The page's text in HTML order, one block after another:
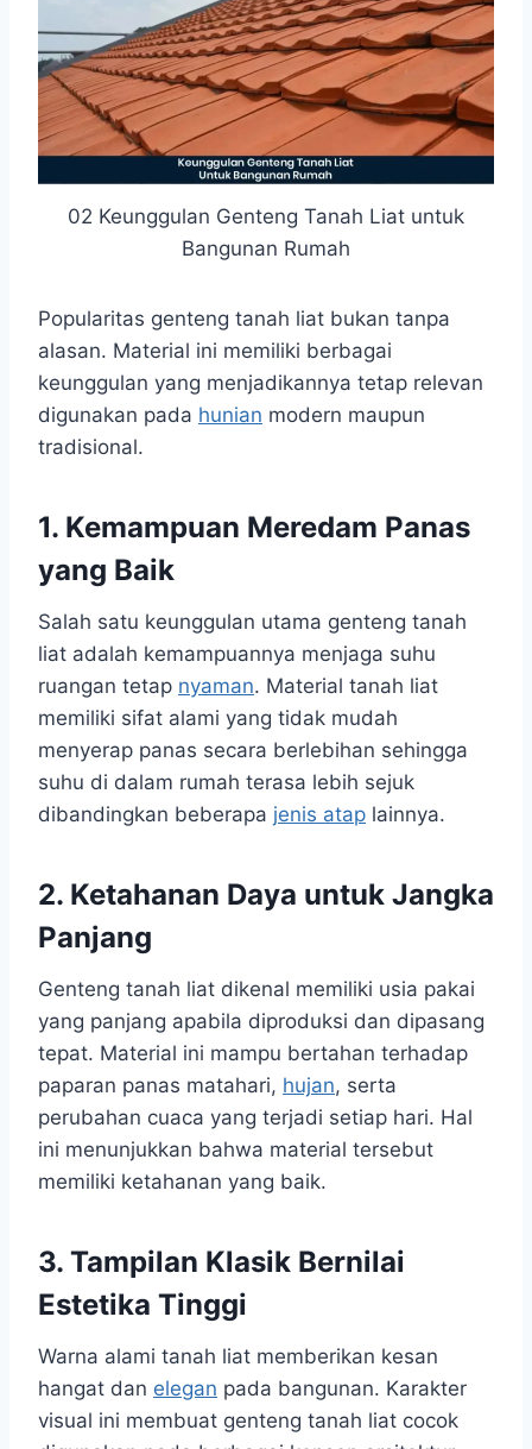
02 Keunggulan Genteng Tanah Liat untuk
Bangunan Rumah
Popularitas genteng tanah liat bukan tanpa
alasan. Material ini memiliki berbagai
keunggulan yang menjadikannya tetap relevan
digunakan pada hunian modern maupun
tradisional.
1. Kemampuan Meredam Panas
yang Baik
Salah satu keunggulan utama genteng tanah
liat adalah kemampuannya menjaga suhu
ruangan tetap nyaman. Material tanah liat
memiliki sifat alami yang tidak mudah
menyerap panas secara berlebihan sehingga
suhu di dalam rumah terasa lebih sejuk
dibandingkan beberapa jenis atap lainnya.
2. Ketahanan Daya untuk Jangka
Panjang
Genteng tanah liat dikenal memiliki usia pakai
yang panjang apabila diproduksi dan dipasang
tepat. Material ini mampu bertahan terhadap
paparan panas matahari, hujan, serta
perubahan cuaca yang terjadi setiap hari. Hal
ini menunjukkan bahwa material tersebut
memiliki ketahanan yang baik.
3. Tampilan Klasik Bernilai
Estetika Tinggi
Warna alami tanah liat memberikan kesan
hangat dan elegan pada bangunan. Karakter
visual ini membuat genteng tanah liat cocok